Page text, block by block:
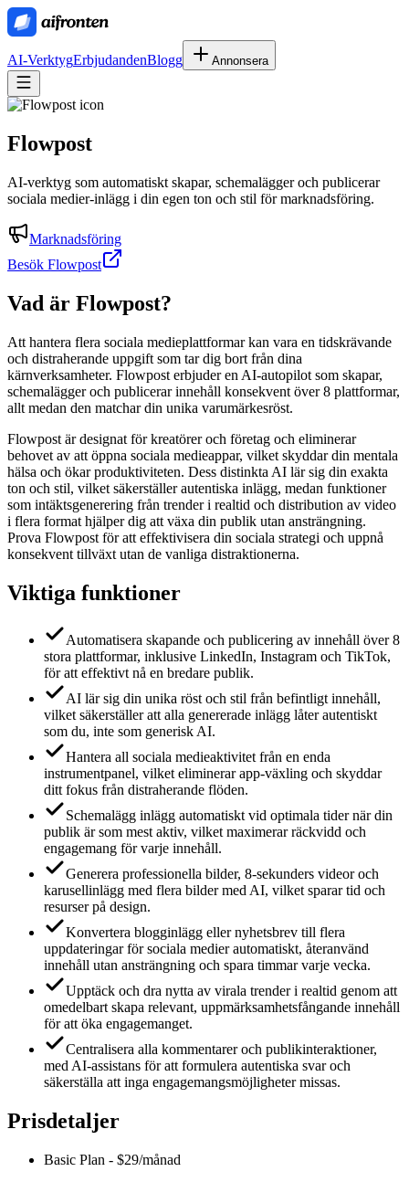
AI-VerktygErbjudandenBlogg Annonsera
Flowpost
AI-verktyg som automatiskt skapar, schemalägger och publicerar
sociala medier-inlägg i din egen ton och stil för marknadsföring.
Marknadsföring
Besök Flowpost
Vad är Flowpost?
Att hantera flera sociala medieplattformar kan vara en tidskrävande
och distraherande uppgift som tar dig bort från dina
kärnverksamheter. Flowpost erbjuder en AI-autopilot som skapar,
schemalägger och publicerar innehåll konsekvent över 8 plattformar,
allt medan den matchar din unika varumärkesröst.
Flowpost är designat för kreatörer och företag och eliminerar
behovet av att öppna sociala medieappar, vilket skyddar din mentala
hälsa och ökar produktiviteten. Dess distinkta AI lär sig din exakta
ton och stil, vilket säkerställer autentiska inlägg, medan funktioner
som intäktsgenerering från trender i realtid och distribution av video
i flera format hjälper dig att växa din publik utan ansträngning.
Prova Flowpost för att effektivisera din sociala strategi och uppnå
konsekvent tillväxt utan de vanliga distraktionerna.
Viktiga funktioner
Automatisera skapande och publicering av innehåll över 8
stora plattformar, inklusive LinkedIn, Instagram och TikTok,
för att effektivt nå en bredare publik.
AI lär sig din unika röst och stil från befintligt innehåll,
vilket säkerställer att alla genererade inlägg låter autentiskt
som du, inte som generisk AI.
Hantera all sociala medieaktivitet från en enda
instrumentpanel, vilket eliminerar app-växling och skyddar
ditt fokus från distraherande flöden.
Schemalägg inlägg automatiskt vid optimala tider när din
publik är som mest aktiv, vilket maximerar räckvidd och
engagemang för varje innehåll.
Generera professionella bilder, 8-sekunders videor och
karusellinlägg med flera bilder med AI, vilket sparar tid och
resurser på design.
Konvertera blogginlägg eller nyhetsbrev till flera
uppdateringar för sociala medier automatiskt, återanvänd
innehåll utan ansträngning och spara timmar varje vecka.
Upptäck och dra nytta av virala trender i realtid genom att
omedelbart skapa relevant, uppmärksamhetsfångande innehåll
för att öka engagemanget.
Centralisera alla kommentarer och publikinteraktioner,
med AI-assistans för att formulera autentiska svar och
säkerställa att inga engagemangsmöjligheter missas.
Prisdetaljer
Basic Plan - $29/månad